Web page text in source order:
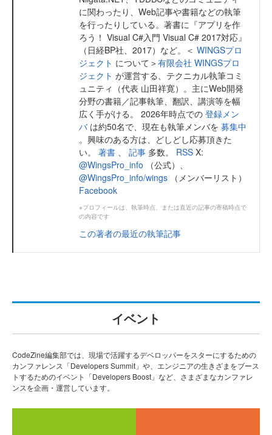
に関わったり、Web記事や書籍などの執筆
を行ったりしている。著書に『アプリを作
ろう！ Visual C#入門 Visual C# 2017対応』
（日経BP社、2017）など。＜ WINGSプロ
ジェクト について＞有限会社 WINGSプロ
ジェクト が運営する、テクニカル執筆コミ
ュニティ（代表 山田祥寛）。主にWeb開発
分野の書籍／記事執筆、翻訳、講演等を幅
広く手がける。 2026年時点での 登録メン
バ は約50名で、現在も執筆メンバを 募集中
。興味のある方は、どしどし応募頂きた
い。 著書 、 記事 多数。 RSS X:
@WingsPro_info
（公式）、
@WingsPro_info/wings
（メンバーリスト）
Facebook
※プロフィールは、執筆時点、または直近の記事の寄稿時点で
の内容です
この著者の最近の執筆記事
イベント
CodeZine編集部では、現場で活躍するデベロッパーをスターにするための
カンファレンス「Developers Summit」や、エンジニアの生きざまをブース
トするためのイベント「Developers Boost」など、さまざまなカンファレ
ンスを企画・運営しています。